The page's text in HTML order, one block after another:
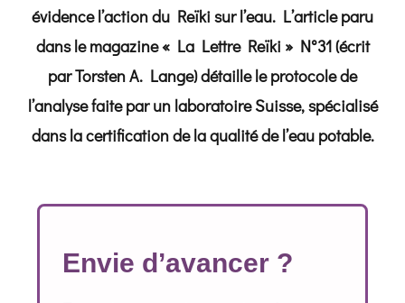
évidence l’action du Reïki sur l’eau. L’article paru
dans le magazine « La Lettre Reïki » N°31 (écrit
par Torsten A. Lange) détaille le protocole de
l’analyse faite par un laboratoire Suisse, spécialisé
dans la certification de la qualité de l’eau potable.
Envie d’avancer ?